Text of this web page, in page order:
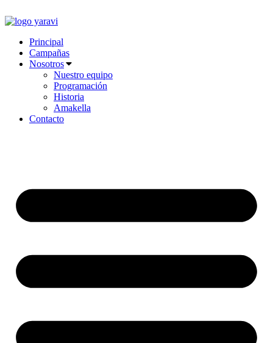
al
Principal
Campañas
Nosotros
Nuestro equipo
Programación
Historia
Amakella
Contacto